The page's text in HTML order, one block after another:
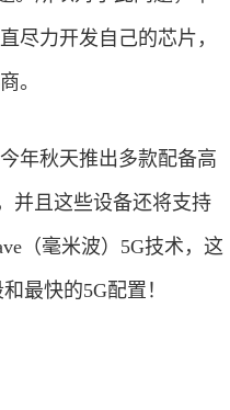
尽力开发自己的芯片，
。
年秋天推出多款配备高
并且这些设备还将支持
（毫米波）5G技术，这
最快的5G配置！